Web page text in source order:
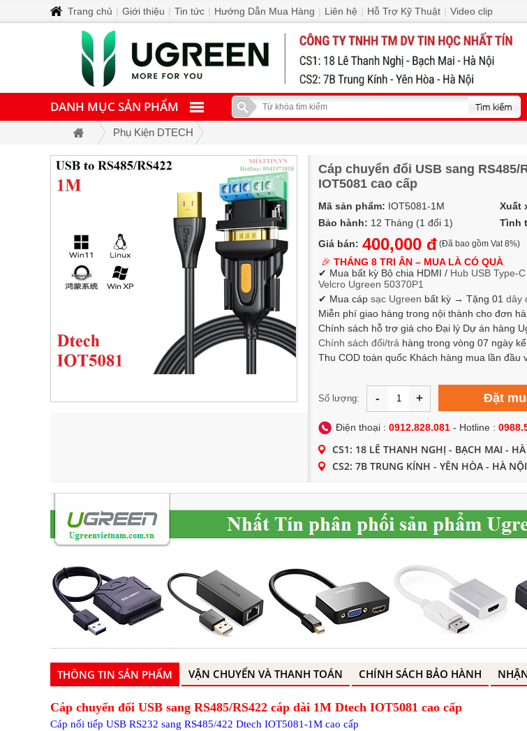
DANH MỤC SẢN PHẨM
Phụ Kiện DTECH
Cáp chuyển đổi USB sang RS485/
IOT5081 cao cấp
Mã sản phẩm: IOT5081-1M Xuất
Bảo hành: 12 Tháng (1 đổi 1) Tình
Giá bán: 400,000 đ (Đã bao gồm Vat 8%)
🎉 THÁNG 8 TRI ÂN – MUA LÀ CÓ QUÀ
✔ Mua bất kỳ Bộ chia HDMI / Hub USB Type-C
Velcro Ugreen 50370P1
✔ Mua cáp sạc Ugreen bất kỳ → Tặng 01 dây
Miễn phí giao hàng trong nội thành cho đơn
Chính sách hỗ trợ giá cho Đại lý Dự án hàng
Chính sách đổi/trả hàng trong vòng 07 ngày
Thu COD toàn quốc Khách hàng mua lần đầu
Số lượng: - + Đặt
Điện thoại : 0912.828.081 - Hotline :
CS1: 18 LÊ THANH NGHỊ - BẠCH MAI -
CS2: 7B TRUNG KÍNH - YÊN HÒA - HÀ NỘI
THÔNG TIN SẢN PHẨM VẬN CHUYỂN VÀ THANH TOÁN CHÍNH SÁCH BẢO HÀNH
Cáp chuyển đổi USB sang RS485/RS422 cáp dài 1M Dtech IOT5081 cao cấp
Cáp nối tiếp USB RS232 sang RS485/422 Dtech IOT5081-1M cao cấp
Trang chủ Giới thiệu Tin tức Hướng Dẫn Mua Hàng Liên hệ Hỗ Trợ Kỹ Thuật Video clip